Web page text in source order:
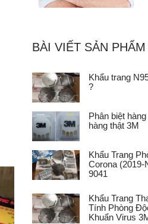
BÀI VIẾT SẢN PHẨM
Khẩu trang
?
Phân biệt
hàng thật 3M
Khẩu Trang
Corona (2019-
9041
Khẩu Trang
Tính Phòng
Khuẩn Virus